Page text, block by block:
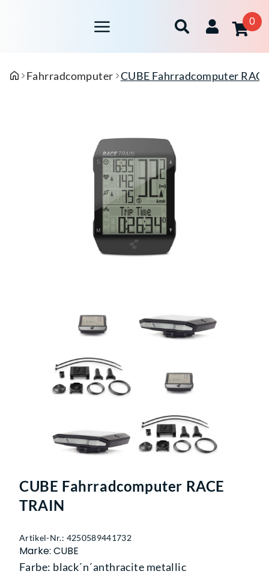
0
Fahrradcomputer CUBE Fahrradcomputer
CUBE Fahrradcomputer RACE
TRAIN
Artikel-Nr.: 4250589441732
Marke: CUBE
Farbe: black´n´anthracite metallic